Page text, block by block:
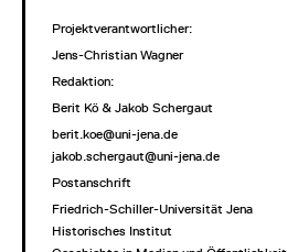
Projektverantwortlicher:
Jens-Christian Wagner
Redaktion:
Berit Kö & Jakob Schergaut
berit.koe@uni-jena.de
jakob.schergaut@uni-jena.de
Postanschrift
Friedrich-Schiller-Universität Jena
Historisches Institut